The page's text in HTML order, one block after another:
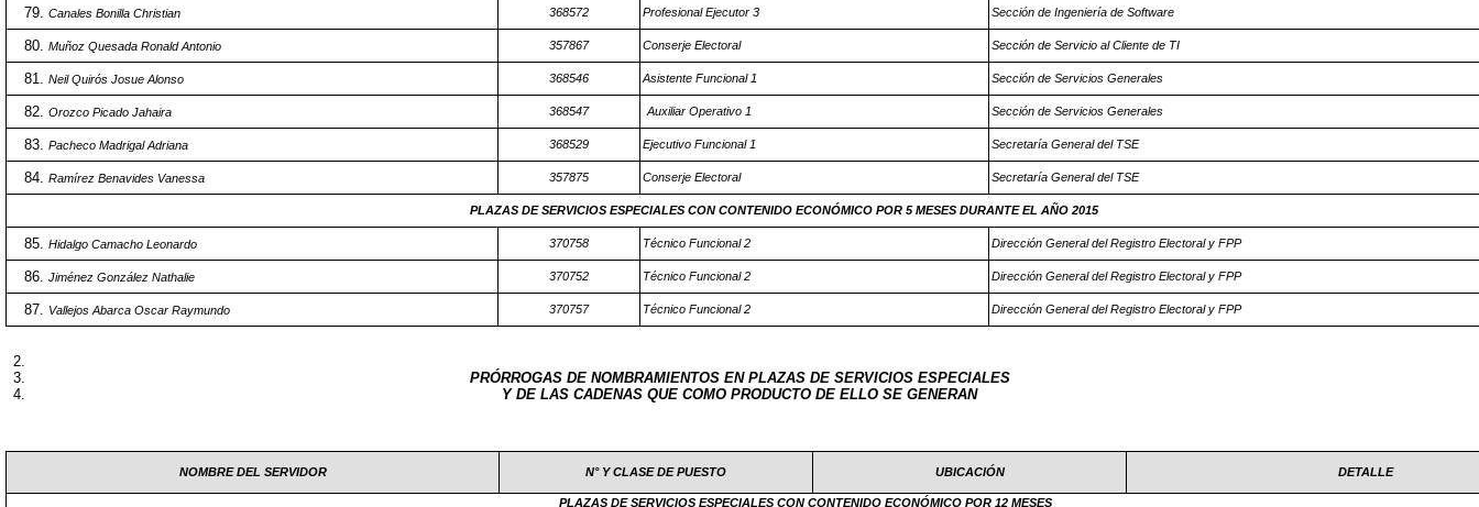
Canales Bonilla Christian 368572 Profesional Ejecutor 3 Sección de Ingeniería de Software
Muñoz Quesada Ronald Antonio 357867 Conserje Electoral Sección de Servicio al Cliente de TI
Neil Quirós Josue Alonso 368546 Asistente Funcional 1 Sección de Servicios Generales
Orozco Picado Jahaira 368547 Auxiliar Operativo 1 Sección de Servicios Generales
Pacheco Madrigal Adriana 368529 Ejecutivo Funcional 1 Secretaría General del TSE
Ramírez Benavides Vanessa 357875 Conserje Electoral Secretaría General del TSE
PLAZAS DE SERVICIOS ESPECIALES CON CONTENIDO ECONÓMICO POR 5 MESES DURANTE EL AÑO 2015
Hidalgo Camacho Leonardo 370758 Técnico Funcional 2 Dirección General del Registro Electoral y FPP
Jiménez González Nathalie 370752 Técnico Funcional 2 Dirección General del Registro Electoral y FPP
Vallejos Abarca Oscar Raymundo 370757 Técnico Funcional 2 Dirección General del Registro Electoral y FPP
PRÓRROGAS DE NOMBRAMIENTOS EN PLAZAS DE SERVICIOS ESPECIALES
Y DE LAS CADENAS QUE COMO PRODUCTO DE ELLO SE GENERAN
NOMBRE DEL SERVIDOR N° Y CLASE DE PUESTO UBICACIÓN DETALLE
PLAZAS DE SERVICIOS ESPECIALES CON CONTENIDO ECONÓMICO POR 12 MESES